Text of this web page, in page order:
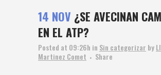
14 NOV ¿SE AVECINAN
EN EL ATP?
Posted at 09:26h in Sin categorizar by
Martinez Comet
Share